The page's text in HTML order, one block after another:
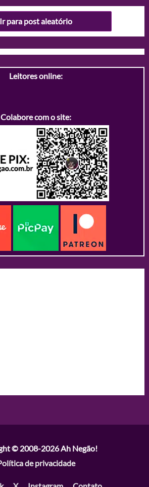
Ir para post aleatório
Leitores online:
Colabore com o site:
© 2008-2026Ah Negão!
de privacidade